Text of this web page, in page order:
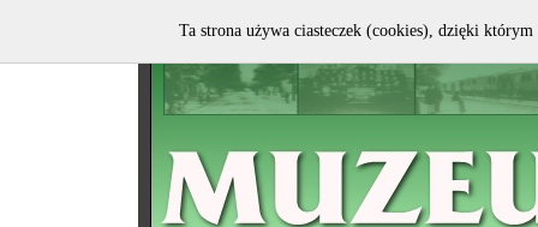
Ta strona używa ciasteczek (cookies), dzięki